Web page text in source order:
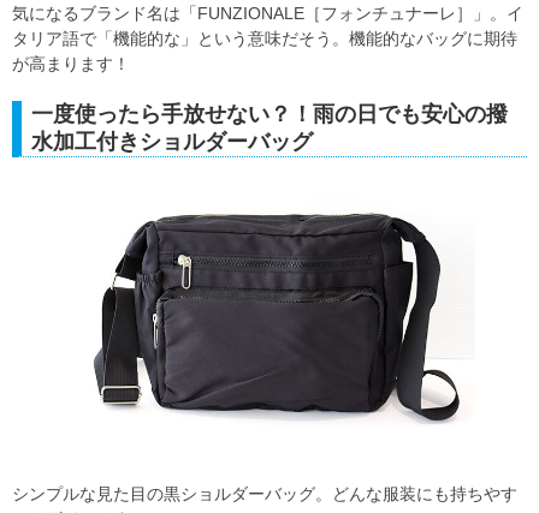
気になるブランド名は「FUNZIONALE［フォンチュナーレ］」。イ
タリア語で「機能的な」という意味だそう。機能的なバッグに期待
が高まります！
一度使ったら手放せない？！雨の日でも安心の撥
水加工付きショルダーバッグ
シンプルな見た目の黒ショルダーバッグ。どんな服装にも持ちやす